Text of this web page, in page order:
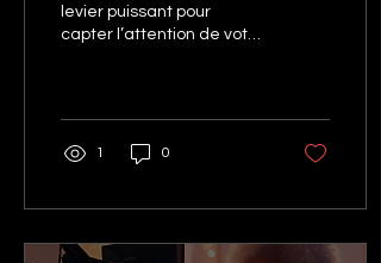
levier puissant pour
capter l’attention de votre
1 0